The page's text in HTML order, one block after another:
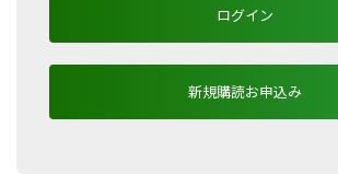
ログイン
新規購読お申込み